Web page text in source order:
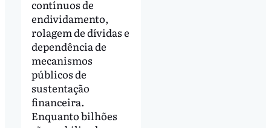
contínuos de
endividamento,
rolagem de dívidas e
dependência de
mecanismos
públicos de
sustentação
financeira.
Enquanto bilhões